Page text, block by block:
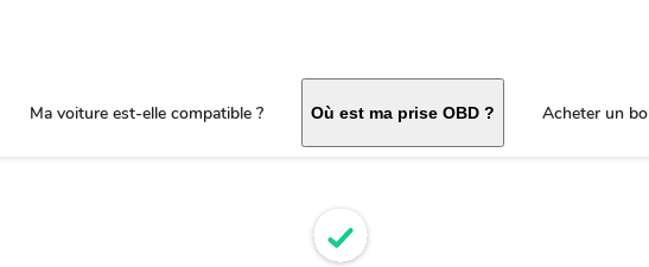
Ma voiture est-elle compatible ? Où est ma prise OBD ? Acheter un